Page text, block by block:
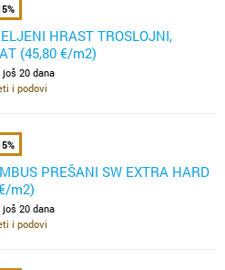
HRAST TROSLOJNI,
(45,80 €/m2)
još 20 dana
i podovi
PREŠANI SW EXTRA HARD
m2)
još 20 dana
i podovi